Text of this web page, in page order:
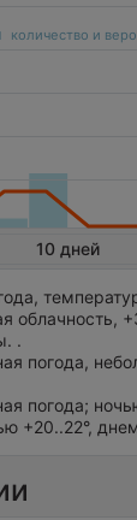
количество и
10 дней
облачность,
.
погода,
погода;
+20..22°,